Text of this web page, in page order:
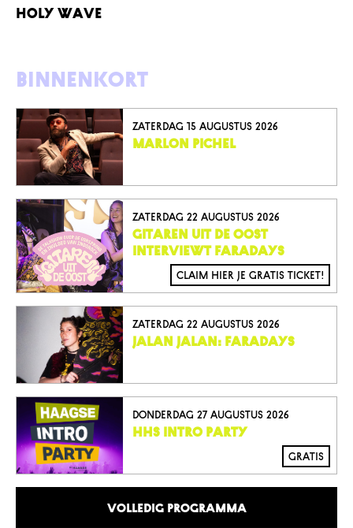
Holy wave
Binnenkort
zaterdag 15 augustus 2026
MARLON PICHEL
Claim hier je gratis ticket!
zaterdag 22 augustus 2026
GITAREN UIT DE OOST
INTERVIEWT FARADAYS
zaterdag 22 augustus 2026
JALAN JALAN: FARADAYS
gratis
donderdag 27 augustus 2026
HHS INTRO PARTY
Volledig Programma